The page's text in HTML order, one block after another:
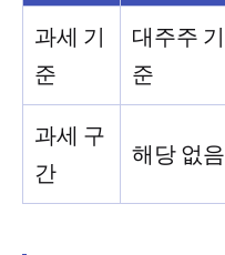
과세 기
준
대주주 기
준
과세 구
간
해당 없음